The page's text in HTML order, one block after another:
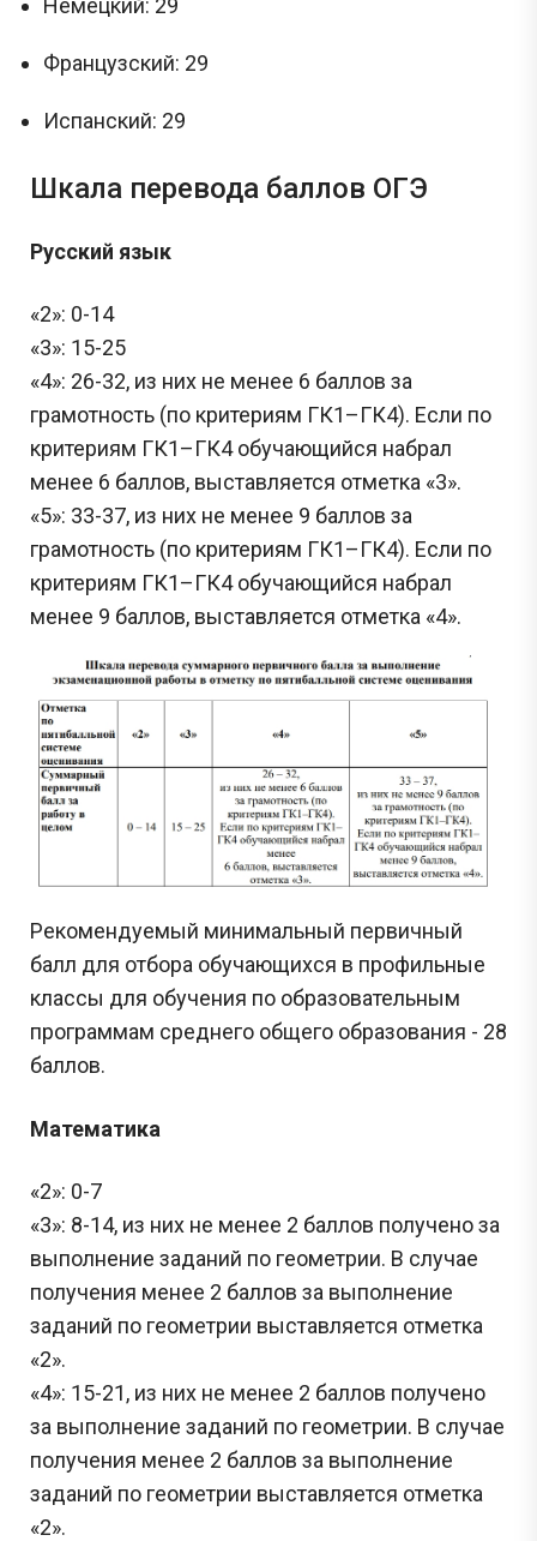
Немецкий: 29
Французский: 29
Испанский: 29
Шкала перевода баллов ОГЭ
Русский язык
«2»: 0-14
«3»: 15-25
«4»: 26-32, из них не менее 6 баллов за
грамотность (по критериям ГК1–ГК4). Если по
критериям ГК1–ГК4 обучающийся набрал
менее 6 баллов, выставляется отметка «3».
«5»: 33-37, из них не менее 9 баллов за
грамотность (по критериям ГК1–ГК4). Если по
критериям ГК1–ГК4 обучающийся набрал
менее 9 баллов, выставляется отметка «4».
Рекомендуемый минимальный первичный
балл для отбора обучающихся в профильные
классы для обучения по образовательным
программам среднего общего образования - 28
баллов.
Математика
«2»: 0-7
«3»: 8-14, из них не менее 2 баллов получено за
выполнение заданий по геометрии. В случае
получения менее 2 баллов за выполнение
заданий по геометрии выставляется отметка
«2».
«4»: 15-21, из них не менее 2 баллов получено
за выполнение заданий по геометрии. В случае
получения менее 2 баллов за выполнение
заданий по геометрии выставляется отметка
«2».